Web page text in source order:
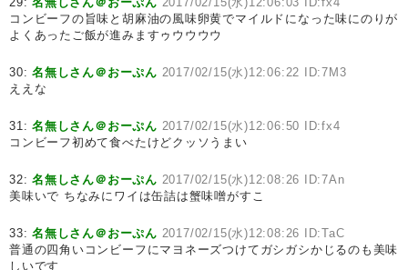
コンビーフの旨味と胡麻油の風味卵黄でマイルドになった味にのりが
よくあったご飯が進みますゥウウウウ
30:名無しさん＠おーぷん 2017/02/15(水)12:06:22 ID:7M3
ええな
31:名無しさん＠おーぷん 2017/02/15(水)12:06:50 ID:fx4
コンビーフ初めて食べたけどクッソうまい
32:名無しさん＠おーぷん 2017/02/15(水)12:08:26 ID:7An
美味いで ちなみにワイは缶詰は蟹味噌がすこ
33:名無しさん＠おーぷん 2017/02/15(水)12:08:26 ID:TaC
普通の四角いコンビーフにマヨネーズつけてガシガシかじるのも美味
しいです